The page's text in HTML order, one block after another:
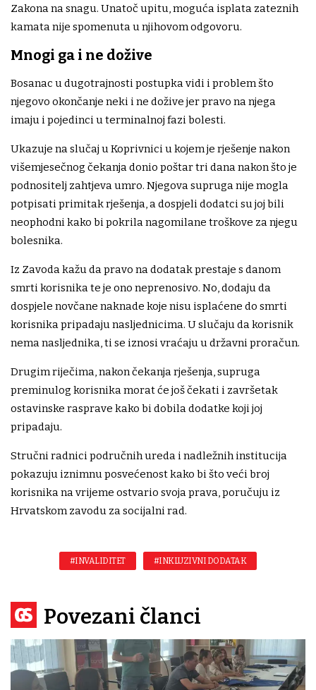
Zakona na snagu. Unatoč upitu, moguća isplata zateznih
kamata nije spomenuta u njihovom odgovoru.
Mnogi ga i ne dožive
Bosanac u dugotrajnosti postupka vidi i problem što
njegovo okončanje neki i ne dožive jer pravo na njega
imaju i pojedinci u terminalnoj fazi bolesti.
Ukazuje na slučaj u Koprivnici u kojem je rješenje nakon
višemjesečnog čekanja donio poštar tri dana nakon što je
podnositelj zahtjeva umro. Njegova supruga nije mogla
potpisati primitak rješenja, a dospjeli dodatci su joj bili
neophodni kako bi pokrila nagomilane troškove za njegu
bolesnika.
Iz Zavoda kažu da pravo na dodatak prestaje s danom
smrti korisnika te je ono neprenosivo. No, dodaju da
dospjele novčane naknade koje nisu isplaćene do smrti
korisnika pripadaju nasljednicima. U slučaju da korisnik
nema nasljednika, ti se iznosi vraćaju u državni proračun.
Drugim riječima, nakon čekanja rješenja, supruga
preminulog korisnika morat će još čekati i završetak
ostavinske rasprave kako bi dobila dodatke koji joj
pripadaju.
Stručni radnici područnih ureda i nadležnih institucija
pokazuju iznimnu posvećenost kako bi što veći broj
korisnika na vrijeme ostvario svoja prava, poručuju iz
Hrvatskom zavodu za socijalni rad.
#INVALIDITET #INKLUZIVNI DODATAK
Povezani članci